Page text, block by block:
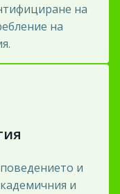
на
на
и
и